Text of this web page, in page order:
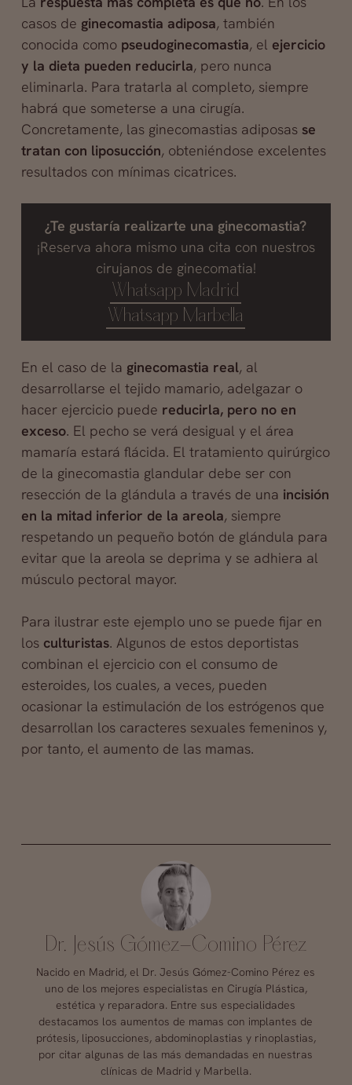
casos de ginecomastia adiposa, también
conocida como pseudoginecomastia, el ejercicio
y la dieta pueden reducirla, pero nunca
eliminarla. Para tratarla al completo, siempre
habrá que someterse a una cirugía.
Concretamente, las ginecomastias adiposas se
tratan con liposucción, obteniéndose excelentes
resultados con mínimas cicatrices.
¿Te gustaría realizarte una ginecomastia?
¡Reserva ahora mismo una cita con nuestros
cirujanos de ginecomatia!
Whatsapp Madrid
Whatsapp Marbella
En el caso de la ginecomastia real, al
desarrollarse el tejido mamario, adelgazar o
hacer ejercicio puede reducirla, pero no en
exceso. El pecho se verá desigual y el área
mamaría estará flácida. El tratamiento quirúrgico
de la ginecomastia glandular debe ser con
resección de la glándula a través de una incisión
en la mitad inferior de la areola, siempre
respetando un pequeño botón de glándula para
evitar que la areola se deprima y se adhiera al
músculo pectoral mayor.
Para ilustrar este ejemplo uno se puede fijar en
los culturistas. Algunos de estos deportistas
combinan el ejercicio con el consumo de
esteroides, los cuales, a veces, pueden
ocasionar la estimulación de los estrógenos que
desarrollan los caracteres sexuales femeninos y,
por tanto, el aumento de las mamas.
Dr. Jesús Gómez-Comino Pérez
Nacido en Madrid, el Dr. Jesús Gómez-Comino Pérez es
uno de los mejores especialistas en Cirugía Plástica,
estética y reparadora. Entre sus especialidades
destacamos los aumentos de mamas con implantes de
prótesis, liposucciones, abdominoplastias y rinoplastias,
por citar algunas de las más demandadas en nuestras
clínicas de Madrid y Marbella.